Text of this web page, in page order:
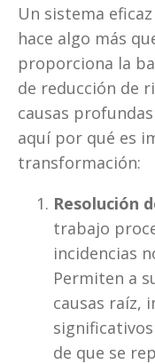
Un sistema
hace algo más
proporciona la
de reducción de
causas
aquí por qué es
transformación:
Resolución
trabajo
incidencias
Permiten a
causas raíz,
de que se